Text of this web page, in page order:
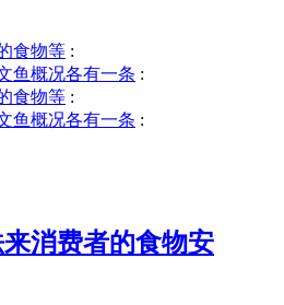
食物等 :
鱼概况各有一条 :
食物等 :
鱼概况各有一条 :
消费者的食物安